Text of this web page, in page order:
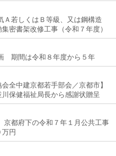
Ａ若しくはＢ等級、又は鋼構造
密書架改修工事（令和７年度）
期間は令和８年度から５年
全中建京都若手部会／京都市】
保健福祉局長から感謝状贈呈
京都府下の令和７年１月公共工事
円